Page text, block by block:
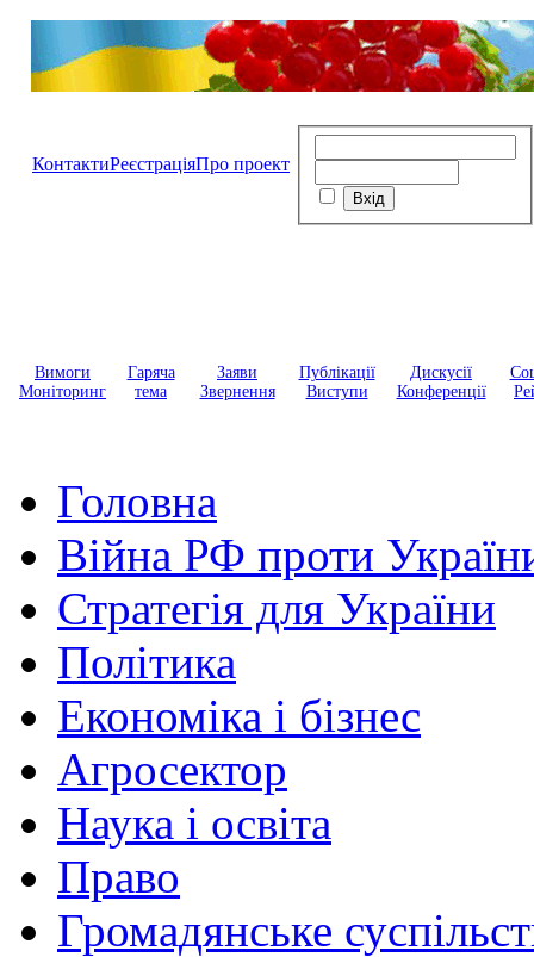
КонтактиРеєстраціяПро проект
Вимоги
Моніторинг
Гаряча
тема
Заяви
Звернення
Публікації
Виступи
Дискусії
Конференції
Головна
Війна РФ проти
Стратегія для України
Політика
Економіка і бізнес
Агросектор
Наука і освіта
Право
Громадянське